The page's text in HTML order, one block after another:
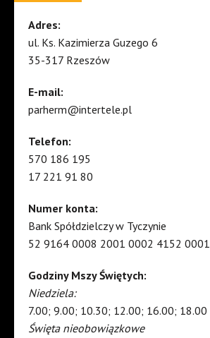
Adres:
ul. Ks. Kazimierza Guzego 6
35-317 Rzeszów
E-mail:
parherm@intertele.pl
Telefon:
570 186 195
17 221 91 80
Numer konta:
Bank Spółdzielczy w Tyczynie
52 9164 0008 2001 0002 4152 0001
Godziny Mszy Świętych:
Niedziela:
7.00; 9.00; 10.30; 12.00; 16.00; 18.00
Święta nieobowiązkowe